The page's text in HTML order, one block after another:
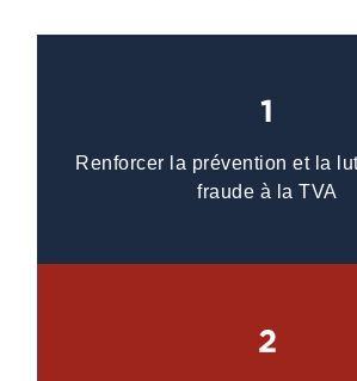
1
Renforcer la prévention et la
fraude à la TVA
2